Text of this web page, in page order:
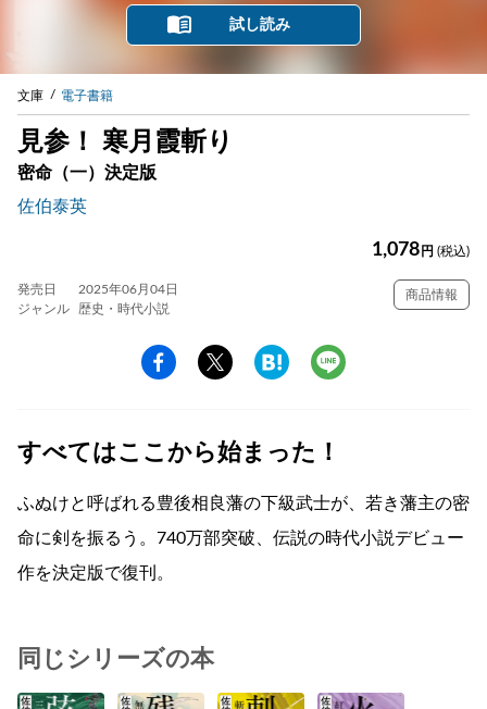
試し読み
文庫 電子書籍
見参！ 寒月霞斬り
密命（一）決定版
佐伯泰英
1,078 円 (税込)
発売日
2025年06月04日
ジャンル
歴史・時代小説
商品情報
すべてはここから始まった！
ふぬけと呼ばれる豊後相良藩の下級武士が、若き藩主の密
命に剣を振るう。740万部突破、伝説の時代小説デビュー
作を決定版で復刊。
同じシリーズの本